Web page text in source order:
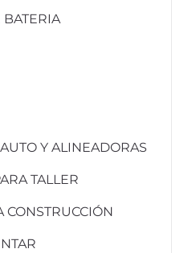
BATERIA
Y ALINEADORAS
TALLER
CONSTRUCCIÓN